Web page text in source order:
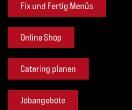
Fix und Fertig Menüs
Online Shop
Catering planen
Jobangebote